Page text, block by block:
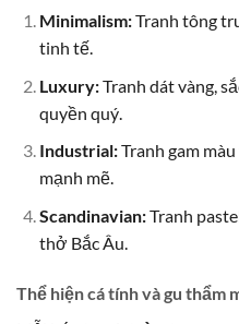
Minimalism:Tranh tông
tinh tế.
Luxury:Tranh dát vàng,
quyền quý.
Industrial:Tranh gam
mạnh mẽ.
Scandinavian:Tranh
thở Bắc Âu.
Thể hiện cá tính và gu thẩm